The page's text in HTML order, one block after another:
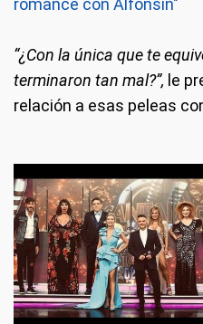
“¿Con la única que te
terminaron tan mal?”, le
relación a esas peleas